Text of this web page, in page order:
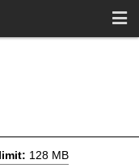
128 MB